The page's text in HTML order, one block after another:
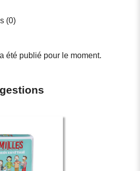
(0)
été publié pour le moment.